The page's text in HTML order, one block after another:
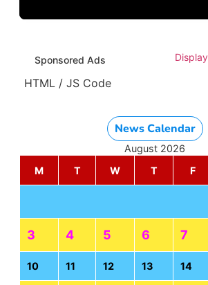
Sponsored Ads
HTML / JS Code
News Calendar
August 2026
M
T W T F
3 4 5 6 7
10 11 12 13 14